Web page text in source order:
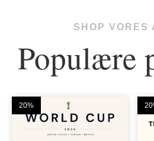
SHOP VORES
Populære
20%